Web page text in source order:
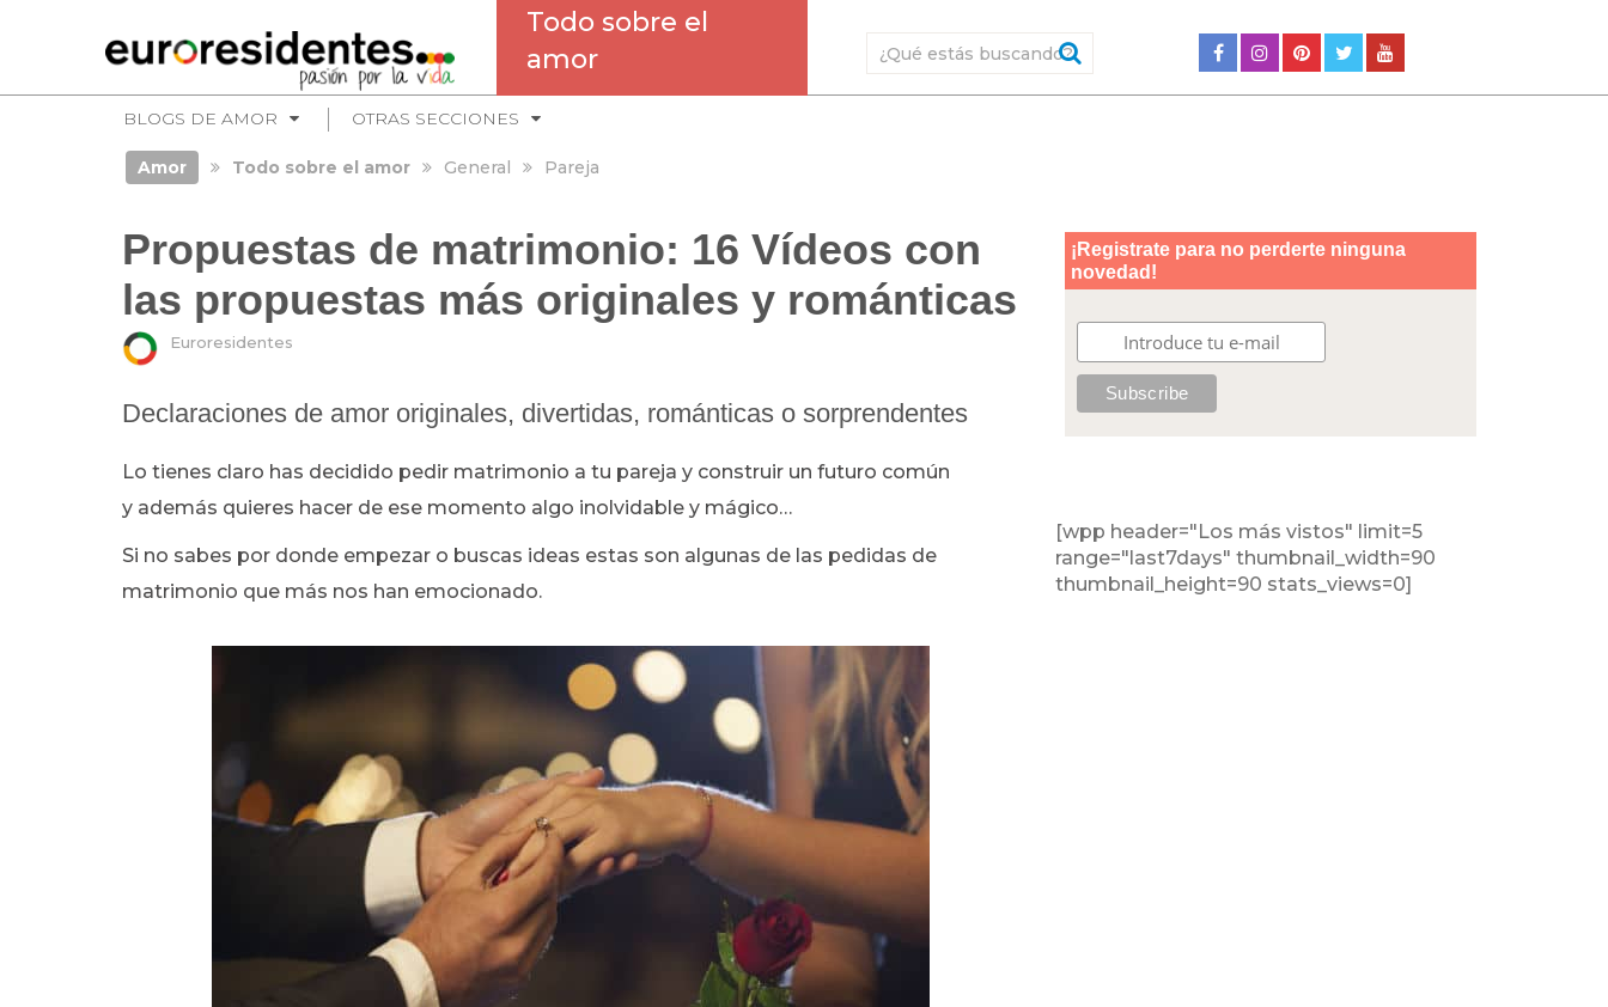
Todo sobre el
amor
BLOGS DE AMOR OTRAS SECCIONES
Amor Todo sobre el amor General Pareja
Propuestas de matrimonio: 16 Vídeos con
las propuestas más originales y románticas
Euroresidentes
Declaraciones de amor originales, divertidas, románticas o sorprendentes
Lo tienes claro has decidido pedir matrimonio a tu pareja y construir un futuro común
y además quieres hacer de ese momento algo inolvidable y mágico…
Si no sabes por donde empezar o buscas ideas estas son algunas de las pedidas de
matrimonio que más nos han emocionado.
[wpp header="Los más vistos" limit=5
range="last7days" thumbnail_width=90
thumbnail_height=90 stats_views=0]